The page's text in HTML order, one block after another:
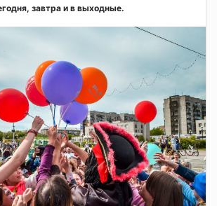
завтра и в выходные.